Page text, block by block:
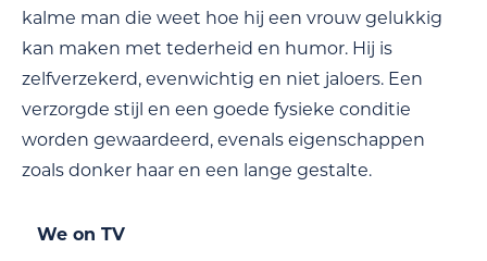
kalme man die weet hoe hij een vrouw gelukkig
kan maken met tederheid en humor. Hij is
zelfverzekerd, evenwichtig en niet jaloers. Een
verzorgde stijl en een goede fysieke conditie
worden gewaardeerd, evenals eigenschappen
zoals donker haar en een lange gestalte.
We on TV